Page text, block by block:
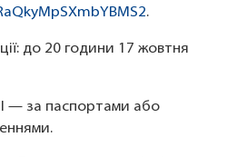
.
до 20 години 17 жовтня
— за паспортами або